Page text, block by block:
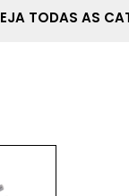
QUEM SOMOS
TODAS AS